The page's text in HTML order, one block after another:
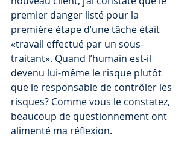
premier danger listé pour la
première étape d’une tâche était
«travail effectué par un sous-
traitant». Quand l’humain est-il
devenu lui-même le risque plutôt
que le responsable de contrôler les
risques? Comme vous le constatez,
beaucoup de questionnement ont
alimenté ma réflexion.